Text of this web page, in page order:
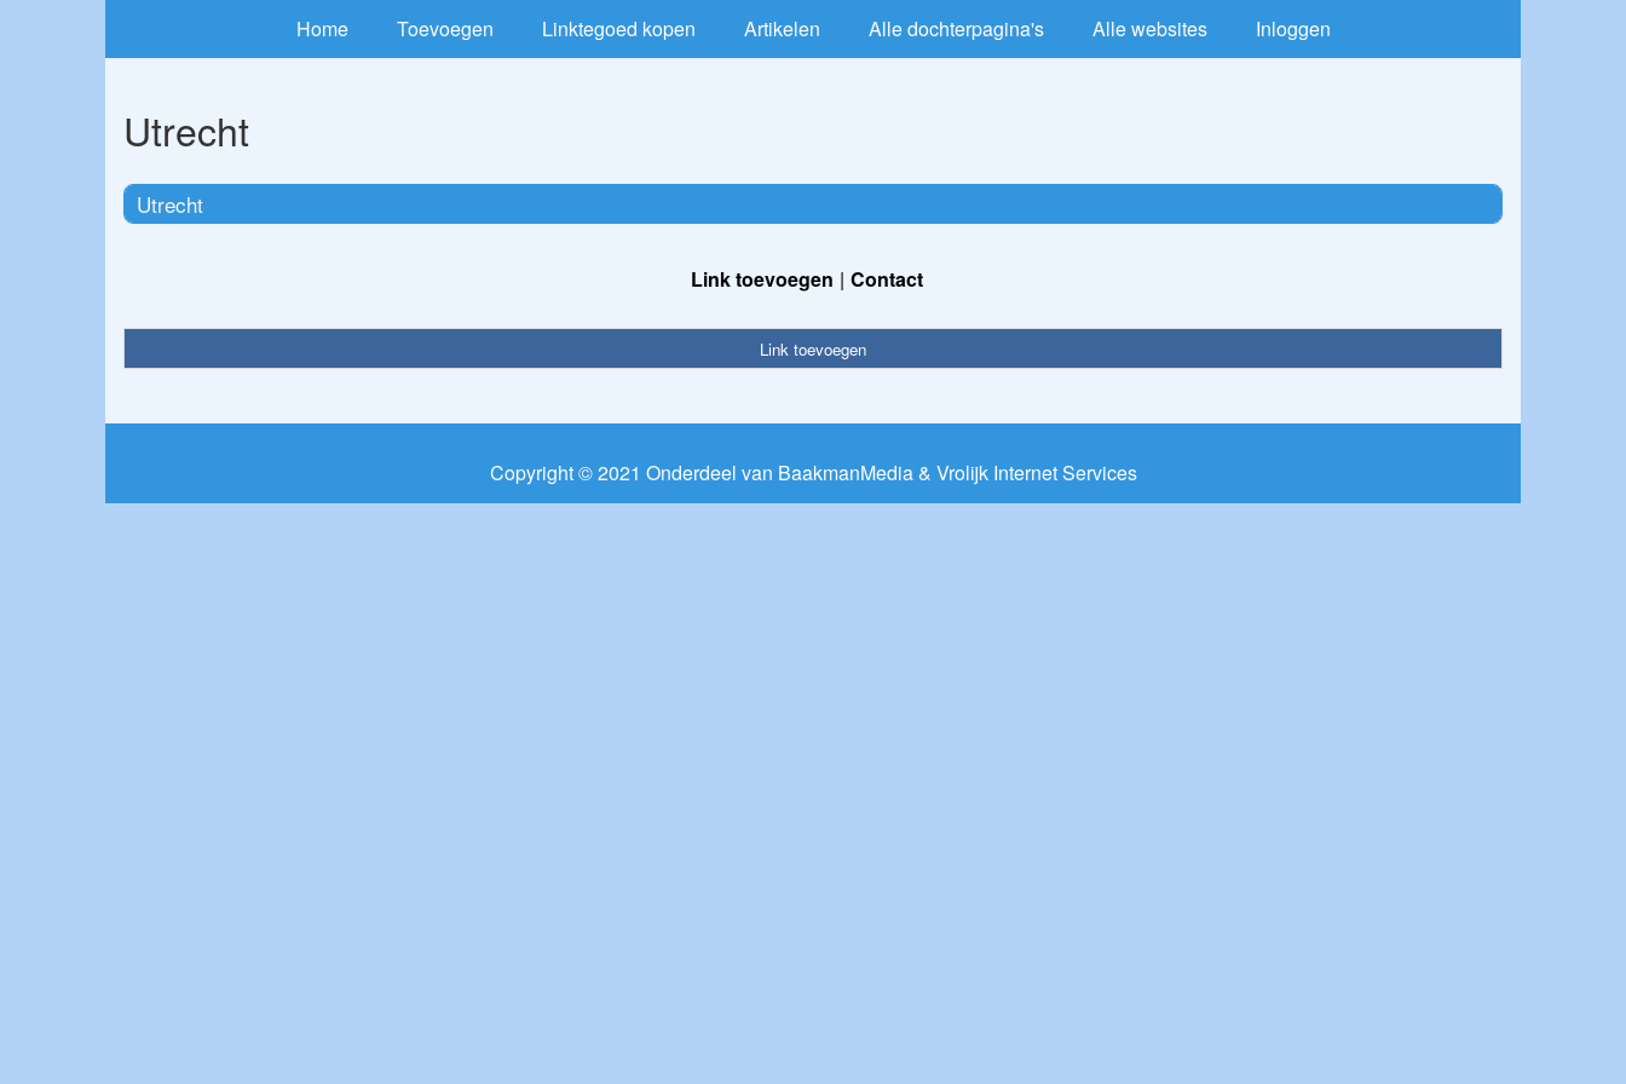
Home Toevoegen Linktegoed kopen Artikelen Alle dochterpagina's Alle websites Inloggen
Utrecht
Utrecht
Link toevoegen Contact
Link toevoegen
Copyright © 2021 Onderdeel van BaakmanMedia& Vrolijk Internet Services